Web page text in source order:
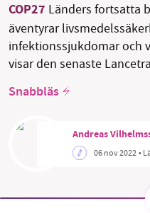
Sök
Threads
COP27 Länders fortsatta
äventyrar
infektionssjukdomar och
visar den senaste
Snabbläs
Andreas
06 nov 2022•